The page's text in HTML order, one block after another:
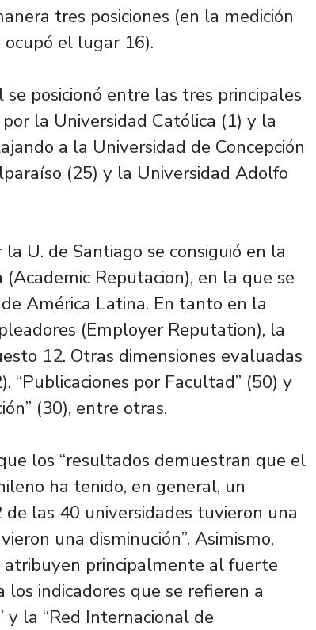
tres posiciones (en la medición
el lugar 16).
posicionó entre las tres principales
la Universidad Católica (1) y la
a la Universidad de Concepción
(25) y la Universidad Adolfo
U. de Santiago se consiguió en la
Reputacion), en la que se
América Latina. En tanto en la
(Employer Reputation), la
12. Otras dimensiones evaluadas
“Publicaciones por Facultad” (50) y
(30), entre otras.
los “resultados demuestran que el
ha tenido, en general, un
las 40 universidades tuvieron una
una disminución”. Asimismo,
atribuyen principalmente al fuerte
indicadores que se refieren a
y la “Red Internacional de